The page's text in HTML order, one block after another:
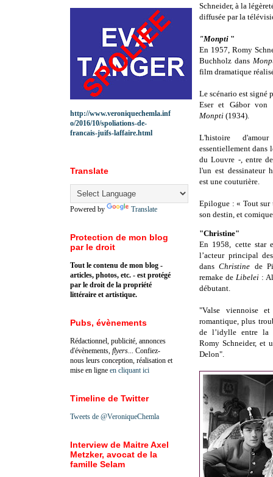
Schneider, à la
diffusée par la
"Monpti "
En 1957, Romy
Buchholz dans
film dramatique
Le scénario est signé
Eser et Gábor von
Monpti (1934).
L'histoire
essentiellement dans
du Louvre -, entre
l'un est dessinateur
est une couturière.
Epilogue : « Tout sur
son destin, et
"Christine"
En 1958, cette star
l’acteur principal
dansChristine de
remake deLibelei :
débutant.
"Valse viennoise
romantique, plus
de l’idylle entre la
Romy Schneider, et
Delon".
http://www.veroniquechemla.inf
o/2016/10/spoliations-de-
francais-juifs-laffaire.html
Translate
Powered by Translate
Protection de mon blog
par le droit
Tout le contenu de mon blog -
articles, photos, etc. - est protégé
par le droit de la propriété
littéraire et artistique.
Pubs, évènements
Rédactionnel, publicité, annonces
d'évènements, flyers ... Confiez-
nous leurs conception, réalisation et
mise en ligne en cliquant ici
Timeline de Twitter
Tweets de @VeroniqueChemla
Interview de Maitre Axel
Metzker, avocat de la
famille Selam